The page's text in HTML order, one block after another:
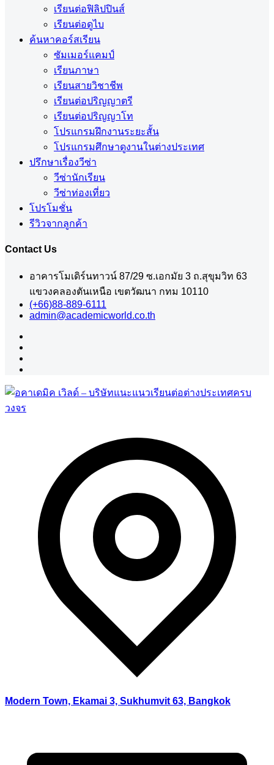
เรียนต่อฟิลิปปินส์
เรียนต่อดูไบ
ค้นหาคอร์สเรียน
ซัมเมอร์แคมป์
เรียนภาษา
เรียนสายวิชาชีพ
เรียนต่อปริญญาตรี
เรียนต่อปริญญาโท
โปรแกรมฝึกงานระยะสั้น
โปรแกรมศึกษาดูงานในต่างประเทศ
ปรึกษาเรื่องวีซ่า
วีซ่านักเรียน
วีซ่าท่องเที่ยว
โปรโมชั่น
รีวิวจากลูกค้า
Contact Us
อาคารโมเดิร์นทาวน์ 87/29 ซ.เอกมัย 3 ถ.สุขุมวิท 63
แขวงคลองตันเหนือ เขตวัฒนา กทม 10110
(+66)88-889-6111
admin@academicworld.co.th
Modern Town, Ekamai 3, Sukhumvit 63, Bangkok